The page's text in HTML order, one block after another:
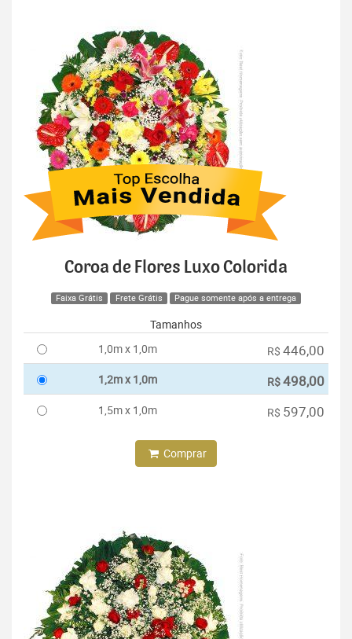
Coroa de Flores Luxo Colorida
Faixa Grátis Frete Grátis Pague somente após a entrega
Tamanhos
1,0m x 1,0m
R$ 446,00
1,2m x 1,0m R$498,00
1,5m x 1,0m R$ 597,00
Comprar